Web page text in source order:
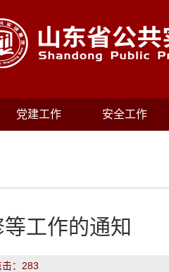
党建工作 安全工作
工作的通知
： 283